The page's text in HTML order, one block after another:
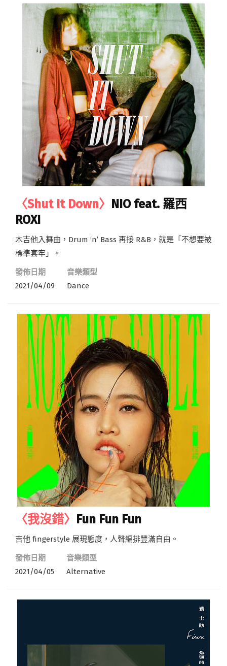
〈Shut It Down〉 NIO feat. 羅西
ROXI
木吉他入舞曲，Drum ‘n’ Bass 再接 R&B，就是「不想要被
標準套牢」。
發佈日期
2021/04/09
音樂類型
Dance
〈我沒錯〉 Fun Fun Fun
吉他 fingerstyle 展現態度，人聲編排豐滿自由。
發佈日期
2021/04/05
音樂類型
Alternative